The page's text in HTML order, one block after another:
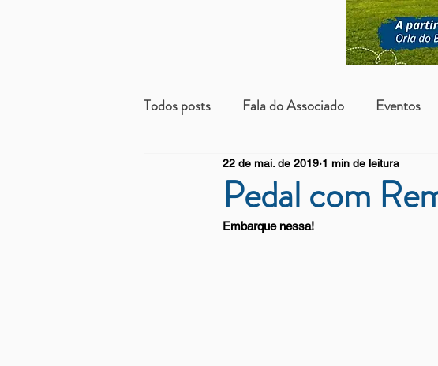
Todos posts Fala do Associado Eventos
Beneficientes Arrendatários
Pedal com
22 de mai. de 2019 1 min de leitura
Embarque nessa!